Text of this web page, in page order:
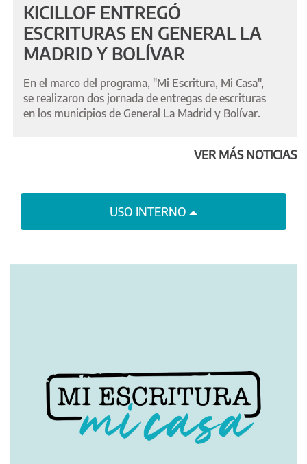
KICILLOF ENTREGÓ
ESCRITURAS EN GENERAL LA
MADRID Y BOLÍVAR
En el marco del programa, "Mi Escritura, Mi Casa",
se realizaron dos jornada de entregas de escrituras
en los municipios de General La Madrid y Bolívar.
VER MÁS NOTICIAS
USO INTERNO